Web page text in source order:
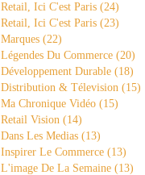
Retail, Ici C'est Paris (24)
Retail, Ici C'est Paris (23)
Marques (22)
Légendes Du Commerce (20)
Développement Durable (18)
Distribution & Télevision (15)
Ma Chronique Vidéo (15)
Retail Vision (14)
Dans Les Medias (13)
Inspirer Le Commerce (13)
L'image De La Semaine (13)